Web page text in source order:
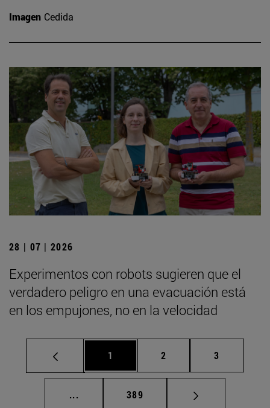
Imagen Cedida
28 | 07 | 2026
Experimentos con robots sugieren que el
verdadero peligro en una evacuación está
en los empujones, no en la velocidad
Página
1 Página
2 Página
3
... Páginas intermedias Use TAB para
Página
389